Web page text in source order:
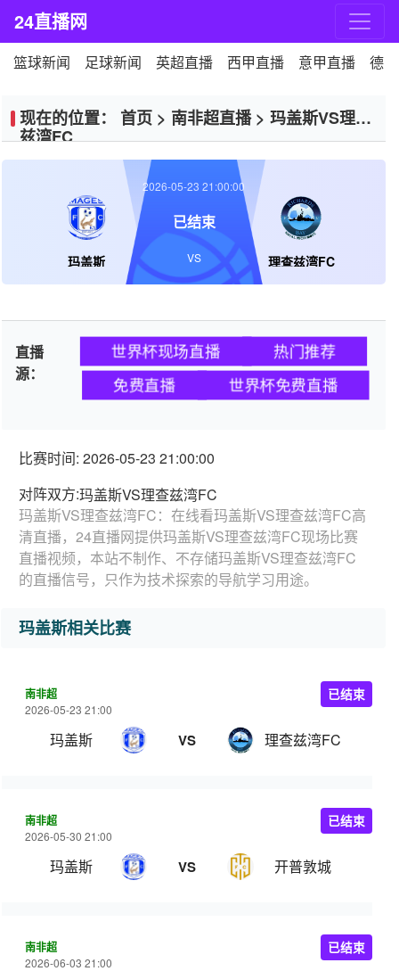
24直播网
篮球新闻 足球新闻 英超直播 西甲直播 意甲直播 德
现在的位置： 首页 > 南非超直播> 玛盖斯VS理查
兹湾FC
玛盖斯 理查兹湾FC
2026-05-23 21:00:00
已结束
VS
直播
源：
世界杯现场直播
热门推荐
免费直播
世界杯免费直播
比赛时间: 2026-05-23 21:00:00
对阵双方:玛盖斯VS理查兹湾FC
玛盖斯VS理查兹湾FC：在线看玛盖斯VS理查兹湾FC高
清直播，24直播网提供玛盖斯VS理查兹湾FC现场比赛
直播视频，本站不制作、不存储玛盖斯VS理查兹湾FC
的直播信号，只作为技术探索的导航学习用途。
玛盖斯相关比赛
南非超
2026-05-23 21:00
玛盖斯 VS 理查兹湾FC
已结束
南非超
2026-05-30 21:00
玛盖斯 VS 开普敦城
已结束
南非超
2026-06-03 21:00
已结束